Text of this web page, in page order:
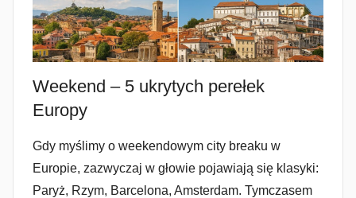
Weekend – 5 ukrytych perełek
Europy
Gdy myślimy o weekendowym city breaku w
Europie, zazwyczaj w głowie pojawiają się klasyki:
Paryż, Rzym, Barcelona, Amsterdam. Tymczasem